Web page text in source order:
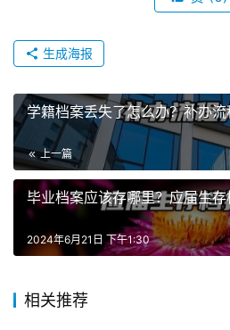
生成海报
学籍档案丢失了怎么办？补办
上一篇
毕业档案应该存哪里？应届生存
2024年6月21日 下午1:30
相关推荐